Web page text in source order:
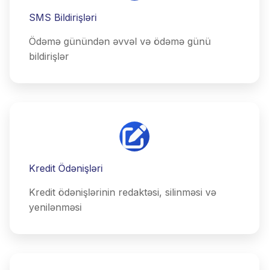
SMS Bildirişləri
Ödəmə günündən əvvəl və ödəmə günü
bildirişlər
Kredit Ödənişləri
Kredit ödənişlərinin redaktəsi, silinməsi və
yenilənməsi